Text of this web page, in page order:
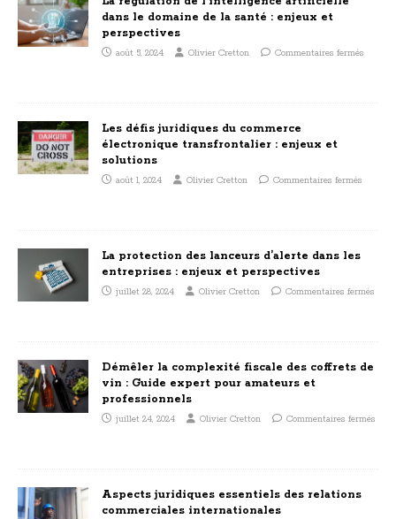
dans le domaine de la santé : enjeux et
perspectives
août 5, 2024 Olivier Cretton Commentaires fermés
Les défis juridiques du commerce
électronique transfrontalier : enjeux et
solutions
août 1, 2024 Olivier Cretton Commentaires fermés
La protection des lanceurs d’alerte dans les
entreprises : enjeux et perspectives
juillet 28, 2024 Olivier Cretton Commentaires fermés
Démêler la complexité fiscale des coffrets de
vin : Guide expert pour amateurs et
professionnels
juillet 24, 2024 Olivier Cretton Commentaires fermés
Aspects juridiques essentiels des relations
commerciales internationales